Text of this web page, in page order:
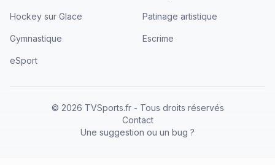
Hockey sur Glace Patinage artistique
Gymnastique Escrime
eSport
© 2026 TVSports.fr - Tous droits réservés
Contact
Une suggestion ou un bug ?